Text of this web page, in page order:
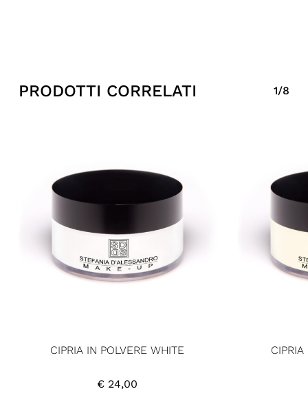
PRODOTTI CORRELATI 1/8
CIPRIA IN POLVERE WHITE
€ 24,00
CIPRIA